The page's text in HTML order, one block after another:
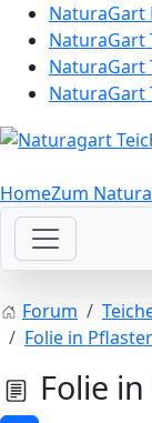
NaturaGart
NaturaGart
NaturaGart
NaturaGart
HomeZum
Forum
Folie in
Folie